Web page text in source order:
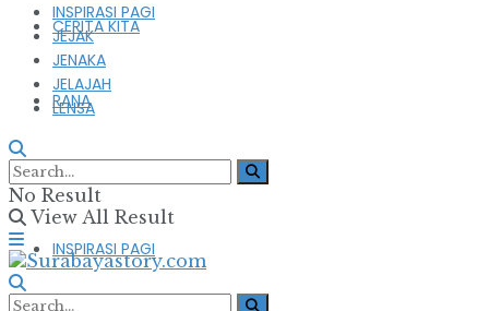
CERITA KITA
RANA
FIKSI & PUISI
INSPIRASI PAGI
INSPIRASI PAGI
JEJAK
JENAKA
JELAJAH
LENSA
No Result
View All Result